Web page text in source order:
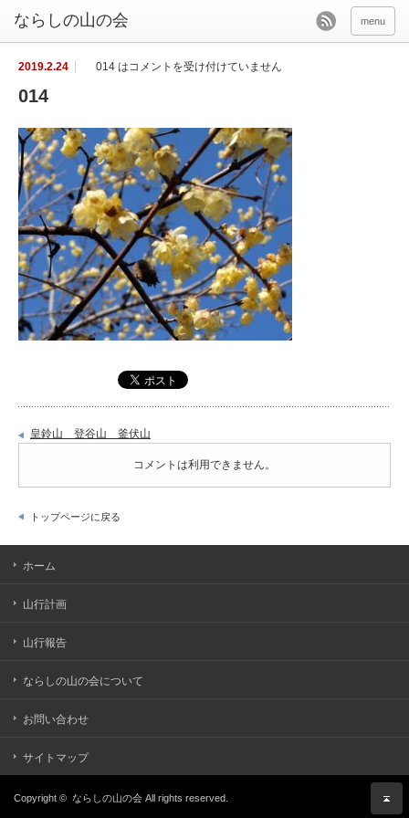
menu
2019.2.24 014 はコメントを受け付けていません
014
皇鈴山 登谷山 釜伏山
コメントは利用できません。
トップページに戻る
ホーム
山行計画
山行報告
ならしの山の会について
お問い合わせ
サイトマップ
Copyright © ならしの山の会 All rights reserved.